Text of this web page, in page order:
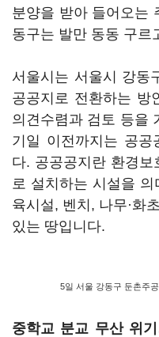
분양을 받아 들어오는
동구는 발만 동동 구르
서울시는 서울시 강동
공공지로 전환하는 방
의견수렴과 검토 등을
기일 이전까지는 공공
다. 공공공지란 환경
로 설치하는 시설을 의
육시설, 벤치, 나무·화
있는 땅입니다.
5일 서울 강동구 둔촌주
중학교 분교 무산 위